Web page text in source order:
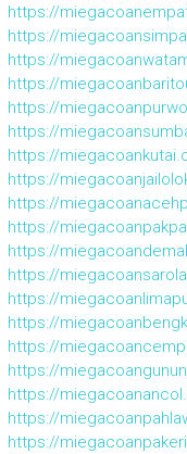
https://
https://
https://
https://
https://
https://
https://
https://
https://
https://
https://
https://
https://
https://
https://
https://
https://
https://
https://